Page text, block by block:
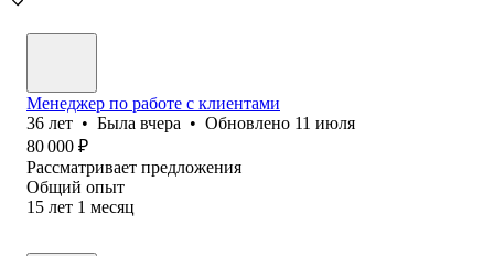
Менеджер по работе с клиентами
36 лет • Была вчера • Обновлено 11 июля
80 000 ₽
Рассматривает предложения
Общий опыт
15 лет 1 месяц